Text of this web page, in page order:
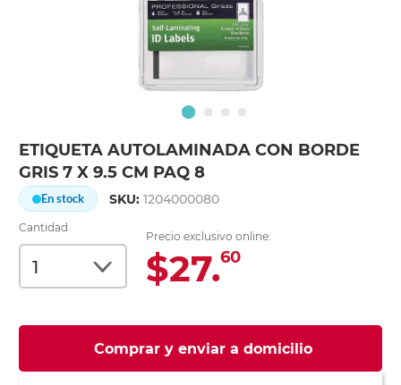
ETIQUETA AUTOLAMINADA CON BORDE
GRIS 7 X 9.5 CM PAQ 8
En stock SKU:1204000080
Cantidad
Precio exclusivo online:
$27.60
Comprar y enviar a domicilio